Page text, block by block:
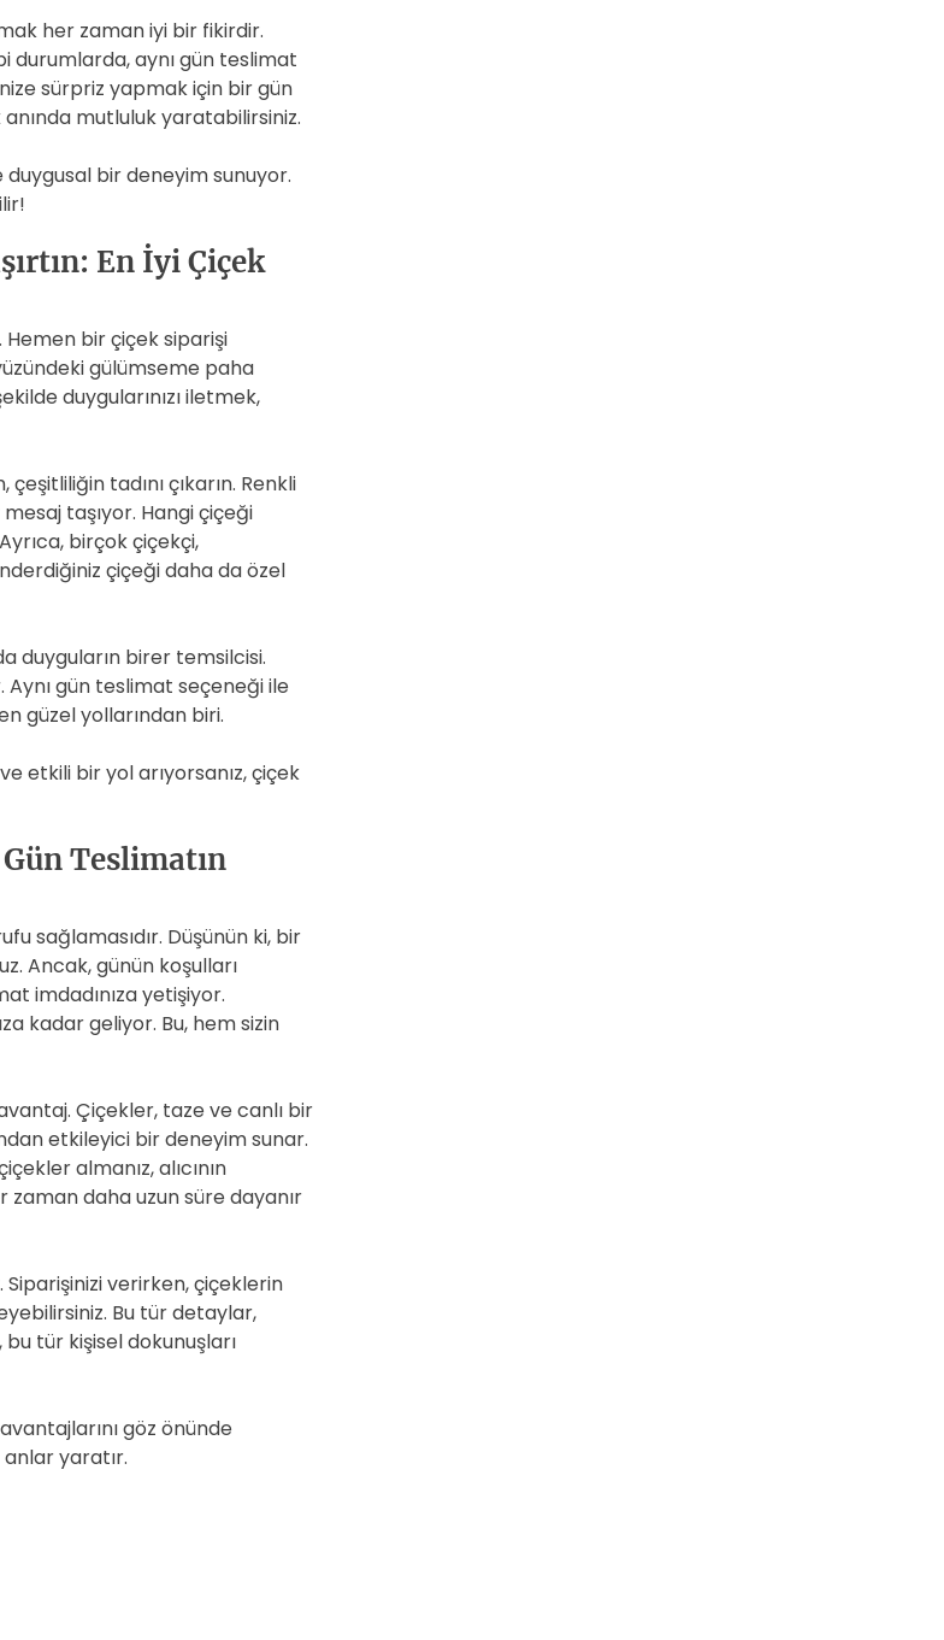
her zaman iyi bir fikirdir.
durumlarda, aynı gün teslimat
sürpriz yapmak için bir gün
mutluluk yaratabilirsiniz.
duygusal bir deneyim sunuyor.
En İyi Çiçek
Hemen bir çiçek siparişi
gülümseme paha
duygularınızı iletmek,
tadını çıkarın. Renkli
taşıyor. Hangi çiçeği
birçok çiçekçi,
çiçeği daha da özel
duyguların birer temsilcisi.
gün teslimat seçeneği ile
güzel yollarından biri.
etkili bir yol arıyorsanız, çiçek
Teslimatın
sağlamasıdır. Düşünün ki, bir
Ancak, günün koşulları
imdadınıza yetişiyor.
kadar geliyor. Bu, hem sizin
Çiçekler, taze ve canlı bir
etkileyici bir deneyim sunar.
almanız, alıcının
daha uzun süre dayanır
verirken, çiçeklerin
Bu tür detaylar,
bu tür kişisel dokunuşları
göz önünde
yaratır.